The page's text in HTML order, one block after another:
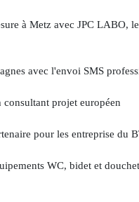
à Metz avec JPC LABO, le
avec l'envoi SMS
projet européen
pour les entreprise du
WC, bidet et